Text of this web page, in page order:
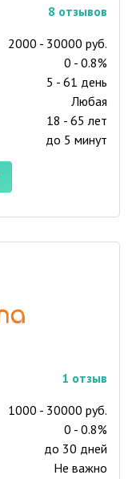
8 отзывов
2000 - 30000 руб.
0 - 0.8%
5 - 61 день
Любая
18 - 65 лет
до 5 минут
1 отзыв
1000 - 30000 руб.
0 - 0.8%
до 30 дней
Не важно